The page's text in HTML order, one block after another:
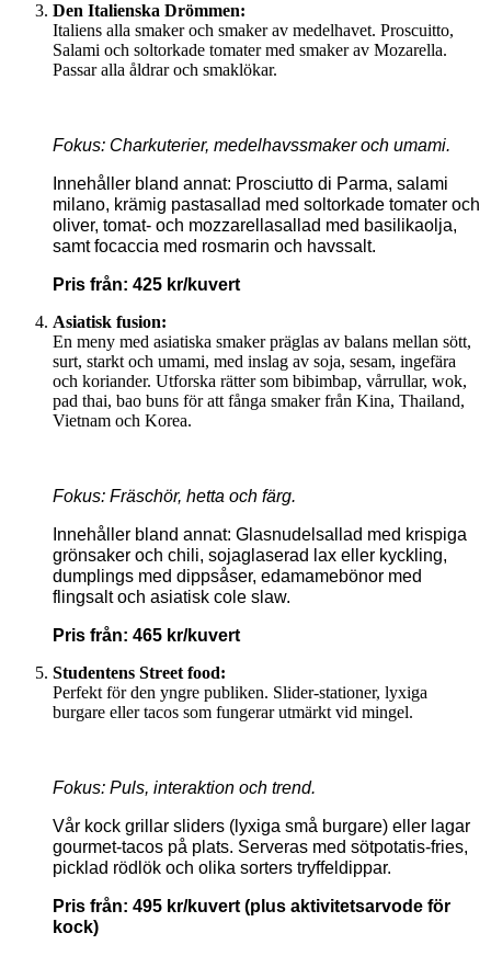
Den Italienska Drömmen:
Italiens alla smaker och smaker av medelhavet. Proscuitto,
Salami och soltorkade tomater med smaker av Mozarella.
Passar alla åldrar och smaklökar.
Fokus: Charkuterier, medelhavssmaker och umami.
Innehåller bland annat: Prosciutto di Parma, salami
milano, krämig pastasallad med soltorkade tomater och
oliver, tomat- och mozzarellasallad med basilikaolja,
samt focaccia med rosmarin och havssalt.
Pris från: 425 kr/kuvert
Asiatisk fusion:
En meny med asiatiska smaker präglas av balans mellan sött,
surt, starkt och umami, med inslag av soja, sesam, ingefära
och koriander. Utforska rätter som bibimbap, vårrullar, wok,
pad thai, bao buns för att fånga smaker från Kina, Thailand,
Vietnam och Korea.
Fokus: Fräschör, hetta och färg.
Innehåller bland annat: Glasnudelsallad med krispiga
grönsaker och chili, sojaglaserad lax eller kyckling,
dumplings med dippsåser, edamamebönor med
flingsalt och asiatisk cole slaw.
Pris från: 465 kr/kuvert
Studentens Street food:
Perfekt för den yngre publiken. Slider-stationer, lyxiga
burgare eller tacos som fungerar utmärkt vid mingel.
Fokus: Puls, interaktion och trend.
Vår kock grillar sliders (lyxiga små burgare) eller lagar
gourmet-tacos på plats. Serveras med sötpotatis-fries,
picklad rödlök och olika sorters tryffeldippar.
Pris från: 495 kr/kuvert (plus aktivitetsarvode för
kock)